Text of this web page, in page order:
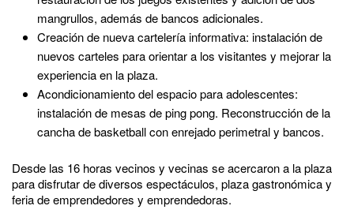
mangrullos, además de bancos adicionales.
Creación de nueva cartelería informativa: instalación de
nuevos carteles para orientar a los visitantes y mejorar la
experiencia en la plaza.
Acondicionamiento del espacio para adolescentes:
instalación de mesas de ping pong. Reconstrucción de la
cancha de basketball con enrejado perimetral y bancos.
Desde las 16 horas vecinos y vecinas se acercaron a la plaza
para disfrutar de diversos espectáculos, plaza gastronómica y
feria de emprendedores y emprendedoras.